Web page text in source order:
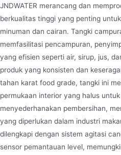
Pot
Sugar Melting Pot adalah
digunakan dalam industri
terutama digunakan untuk
JNDWATER merancang dan
berkualitas tinggi yang penting
minuman dan cairan. Tangki
memfasilitasi pencampuran,
yang efisien seperti air, sirup, jus,
produk yang konsisten dan
tahan karat food grade, tangki ini
permukaan interior yang halus
menyederhanakan pembersihan,
yang diperlukan dalam industri
dilengkapi dengan sistem agitasi
sensor pemantauan level,